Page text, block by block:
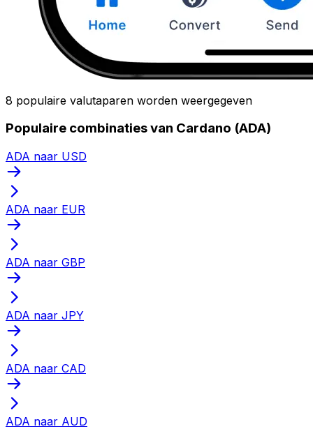
8 populaire valutaparen worden weergegeven
Populaire combinaties van Cardano (ADA)
ADA naar USD
ADA naar EUR
ADA naar GBP
ADA naar JPY
ADA naar CAD
ADA naar AUD